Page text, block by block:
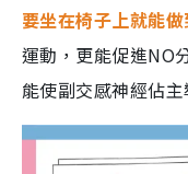
要坐在椅子上就能做
運動，更能促進NO
能使副交感神經佔